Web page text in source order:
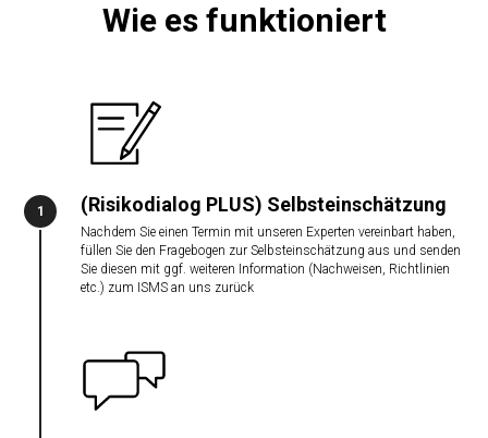
Wie es funktioniert
1 (Risikodialog PLUS) Selbsteinschätzung
Nachdem Sie einen Termin mit unseren Experten vereinbart haben,
füllen Sie den Fragebogen zur Selbsteinschätzung aus und senden
Sie diesen mit ggf. weiteren Information (Nachweisen, Richtlinien
etc.) zum ISMS an uns zurück